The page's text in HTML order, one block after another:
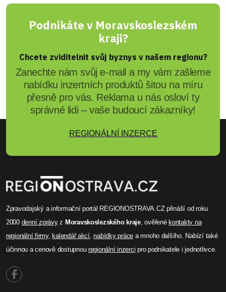
Podnikáte v Moravskoslezském
kraji?
Chcete zviditelnit svůj byznys v našem regionu?
Zanechte nám svůj e-mail a my vám zašleme
nabídku inzertních produktů šitou na míru
přesně pro vás. Reklama u nás osloví ty
správné lidi – vaše budoucí zákazníky!
REGIONÁLNÍ INZERCE
Zpravodajský a informační portál REGIONOSTRAVA.CZ přináší od roku
2000 denní zprávyz Moravskoslezského kraje, ověřené kontakty na
regionální firmy, kalendář akcí,nabídky práce a mnoho dalšího. Nabízí také
účinnou a cenově dostupnou regionální inzerci pro podnikatele i jednotlivce.